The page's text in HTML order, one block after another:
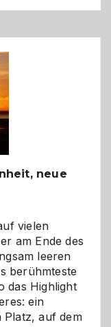
neue
vielen
am Ende des
leeren
berühmteste
das Highlight
ein
Platz, auf dem